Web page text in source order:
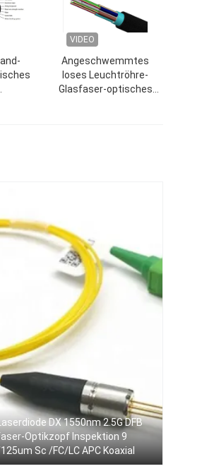
VIDEO
Angeschwemmtes
loses Leuchtröhre-
Glasfaser-optisches
Laserdiode DX 1550nm 2.5G DFB
Optikzopf Inspektion 9
Sc /FC/LC APC Koaxial